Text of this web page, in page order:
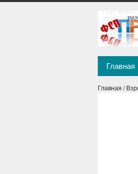
Главная
Главная /